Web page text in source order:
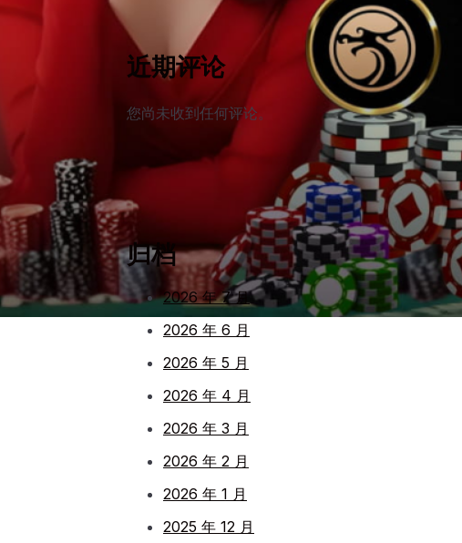
近期评论
您尚未收到任何评论。
归档
2026 年 7 月
2026 年 6 月
2026 年 5 月
2026 年 4 月
2026 年 3 月
2026 年 2 月
2026 年 1 月
2025 年 12 月